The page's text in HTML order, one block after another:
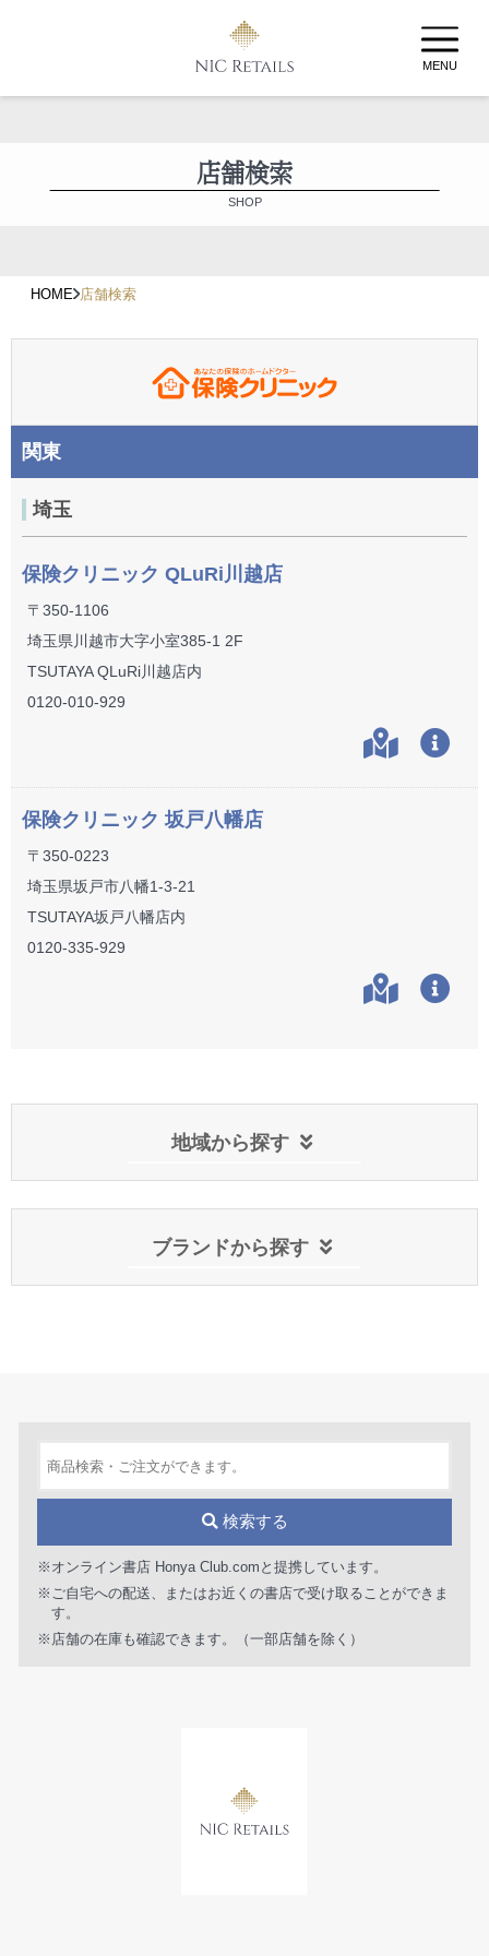
MENU
店舗検索
SHOP
HOME 店舗検索
関東
埼玉
保険クリニック QLuRi川越店
〒350-1106
埼玉県川越市大字小室385-1 2F
TSUTAYA QLuRi川越店内
0120-010-929
保険クリニック 坂戸八幡店
〒350-0223
埼玉県坂戸市八幡1-3-21
TSUTAYA坂戸八幡店内
0120-335-929
地域から探す
ブランドから探す
検索する
※オンライン書店 Honya Club.comと提携しています。
※ご自宅への配送、またはお近くの書店で受け取ることができま
す。
※店舗の在庫も確認できます。（一部店舗を除く）